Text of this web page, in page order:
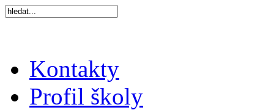
Kontakty
Profil školy